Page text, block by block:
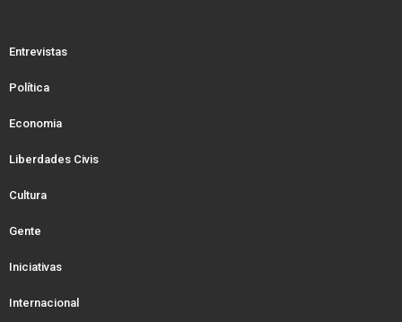
Entrevistas
Política
Economia
Liberdades Civis
Cultura
Gente
Iniciativas
Internacional